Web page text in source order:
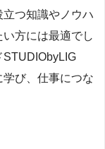
つ知識やノウハ
方には最適でし
STUDIObyLIG
び、仕事につな